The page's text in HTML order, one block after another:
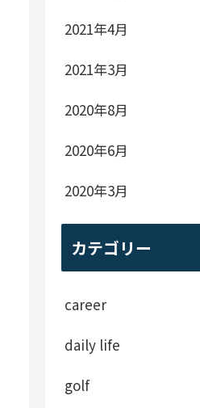
2021年4月
2021年3月
2020年8月
2020年6月
2020年3月
カテゴリー
career
daily life
golf